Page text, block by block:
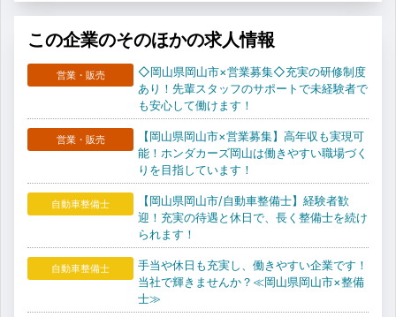
この企業のそのほかの求人情報
営業・販売
◇岡山県岡山市×営業募集◇充実の研修制度
あり！先輩スタッフのサポートで未経験者で
も安心して働けます！
営業・販売
【岡山県岡山市×営業募集】高年収も実現可
能！ホンダカーズ岡山は働きやすい職場づく
りを目指しています！
自動車整備士
【岡山県岡山市/自動車整備士】経験者歓
迎！充実の待遇と休日で、長く整備士を続け
られます！
自動車整備士
手当や休日も充実し、働きやすい企業です！
当社で輝きませんか？≪岡山県岡山市×整備
士≫